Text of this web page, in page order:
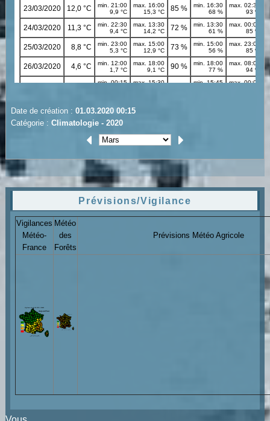
Date de création : 01.03.2020 00:15
Catégorie : Climatologie - 2020
Prévisions/Vigilance
Vigilances
Météo-
France
Météo
des
Forêts
Prévisions Météo Agricole